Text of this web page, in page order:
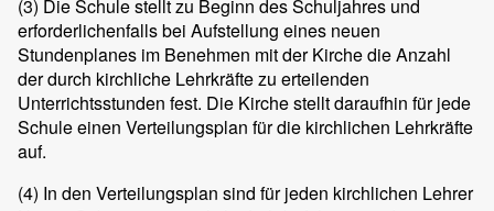
(3) Die Schule stellt zu Beginn des Schuljahres und
erforderlichenfalls bei Aufstellung eines neuen
Stundenplanes im Benehmen mit der Kirche die Anzahl
der durch kirchliche Lehrkräfte zu erteilenden
Unterrichtsstunden fest. Die Kirche stellt daraufhin für jede
Schule einen Verteilungsplan für die kirchlichen Lehrkräfte
auf.
(4) In den Verteilungsplan sind für jeden kirchlichen Lehrer